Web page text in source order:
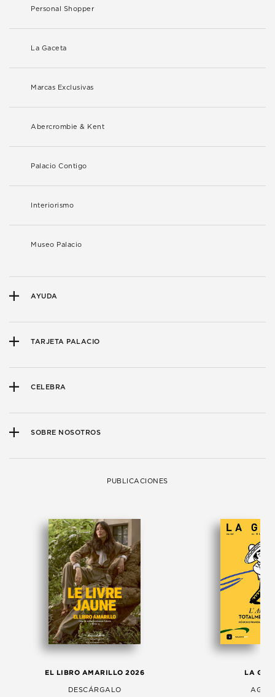
Personal Shopper
La Gaceta
Marcas Exclusivas
Abercrombie & Kent
Palacio Contigo
Interiorismo
Museo Palacio
AYUDA
TARJETA PALACIO
CELEBRA
SOBRE NOSOTROS
PUBLICACIONES
EL LIBRO AMARILLO 2026
DESCÁRGALO
LA